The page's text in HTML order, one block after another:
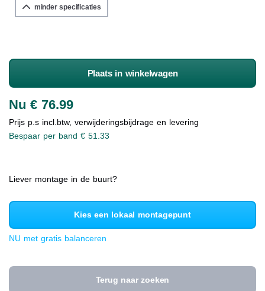
minder specificaties
Plaats in winkelwagen
Nu € 76.99
Prijs p.s incl.btw, verwijderingsbijdrage en levering
Bespaar per band € 51.33
Liever montage in de buurt?
Kies een lokaal montagepunt
NU met gratis balanceren
Terug naar zoeken